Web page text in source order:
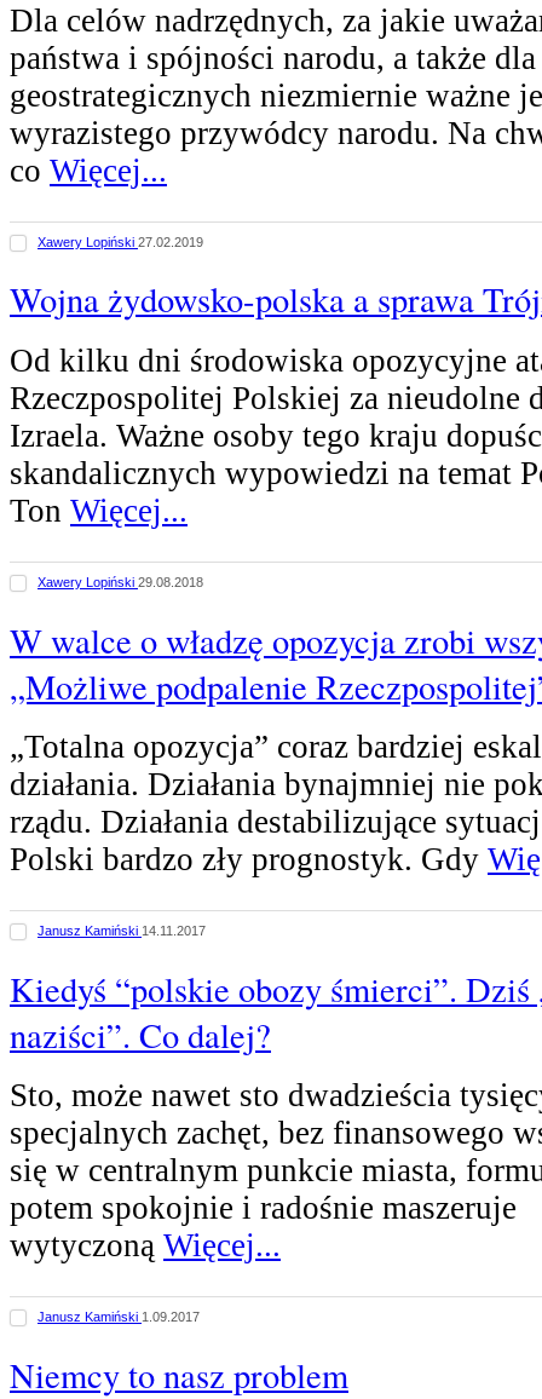
Dla celów nadrzędnych, za jakie
państwa i spójności narodu, a także
geostrategicznych niezmiernie ważne
wyrazistego przywódcy narodu. Na
co Więcej...
Xawery Lopiński 27.02.2019
Wojna żydowsko-polska a sprawa
Od kilku dni środowiska opozycyjne
Rzeczpospolitej Polskiej za nieudolne
Izraela. Ważne osoby tego kraju
skandalicznych wypowiedzi na temat
Ton Więcej...
Xawery Lopiński 29.08.2018
W walce o władzę opozycja zrobi
„Możliwe podpalenie
„Totalna opozycja” coraz bardziej
działania. Działania bynajmniej nie
rządu. Działania destabilizujące
Polski bardzo zły prognostyk. Gdy
Janusz Kamiński 14.11.2017
Kiedyś “polskie obozy śmierci”. Dziś
naziści”. Co dalej?
Sto, może nawet sto dwadzieścia
specjalnych zachęt, bez finansowego
się w centralnym punkcie miasta,
potem spokojnie i radośnie maszeruje
wytyczoną Więcej...
Janusz Kamiński 1.09.2017
Niemcy to nasz problem